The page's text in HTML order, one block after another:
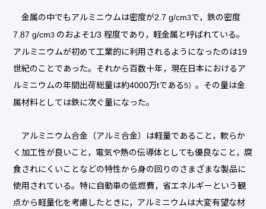
金属の中でもアルミニウムは密度が2.7 g/cm3で，鉄の密度
7.87 g/cm3 のおよそ1/3 程度であり，軽金属と呼ばれている。
アルミニウムが初めて工業的に利用されるようになったのは19
世紀のことであった。それから百数十年，現在日本におけるア
ルミニウムの年間出荷総量は約4000万tである5）。その量は金
属材料としては鉄に次ぐ量になった。
アルミニウム合金（アルミ合金）は軽量であること，軟らか
く加工性が良いこと，電気や熱の伝導体としても優良なこと，腐
食されにくいことなどの特性から身の回りのさまざまな製品に
使用されている。特に自動車の低燃費，省エネルギーという観
点から軽量化を考慮したときに，アルミニウムは大変有望な材